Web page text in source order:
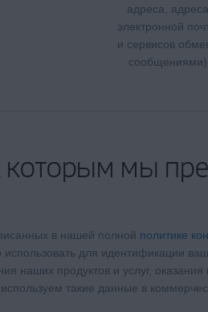
адреса, адреса
электронной
и сервисов
сообщениями)
мы
в нашей полной политике
для идентификации
наших продуктов и услуг,
такие данные в